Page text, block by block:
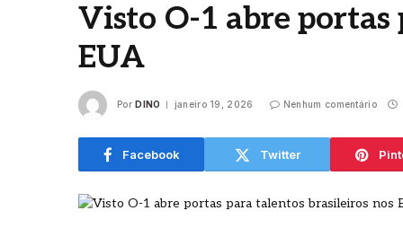
Visto O-1 abre
EUA
Por DINO janeiro 19, 2026 Nenhum comentário
Facebook Twitter
Dia